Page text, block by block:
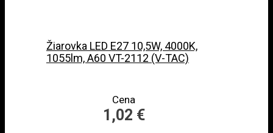
Žiarovka LED E27 10,5W, 4000K,
1055lm, A60 VT-2112 (V-TAC)
Cena
1,02 €